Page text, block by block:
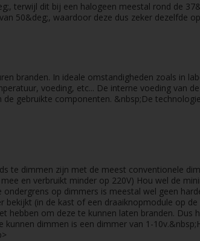
terwijl dit bij een halogeen meestal rond de
50&deg;, waardoor deze dus zeker dezelfde
branden. In ideale omstandigheden zoals in
voeding, etc... De interne voeding van
gebruikte componenten. &nbsp;De
te dimmen zijn met de meest conventionele
en verbruikt minder op 220V) Hou wel de
op dimmers is meestal wel geen
(in de kast of een draaiknopmodule op
hebben om deze te kunnen laten branden.
dimmen is een dimmer van 1-